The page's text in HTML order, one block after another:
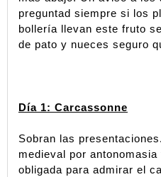
preguntad siempre si los
bollería llevan este fruto
de pato y nueces seguro
Día 1: Carcassonne
Sobran las
medieval por
obligada para admirar el